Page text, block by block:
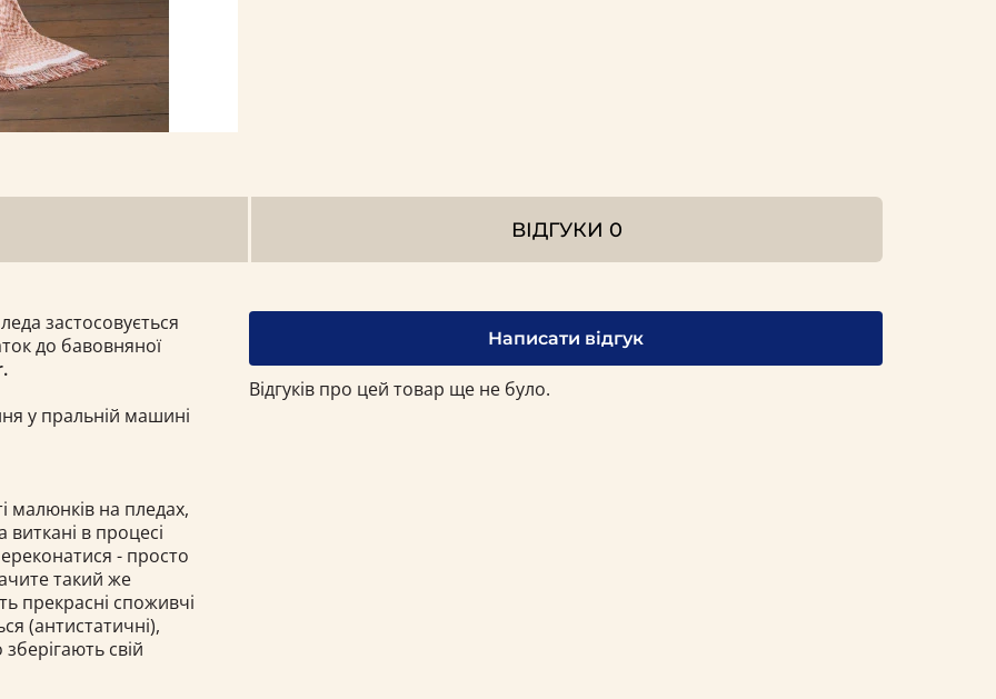
ВІДГУКИ 0
застосовується
до бавовняної
у пральній машині
малюнків на пледах,
виткані в процесі
- просто
такий же
прекрасні споживчі
(антистатичні),
свій
Написати відгук
Відгуків про цей товар ще не було.